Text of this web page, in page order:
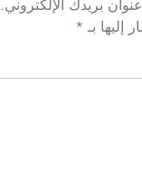
بريدك الإلكتروني.
إليها بـ *